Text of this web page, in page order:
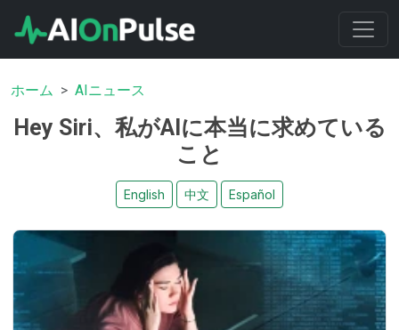
ホーム AIニュース
Hey Siri、私がAIに本当に求めている
こと
English 中文 Español